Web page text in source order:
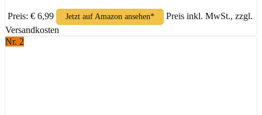
Preis: € 6,99 Jetzt auf Amazon ansehen*
Preis inkl. MwSt., zzgl.
Versandkosten
Nr. 2